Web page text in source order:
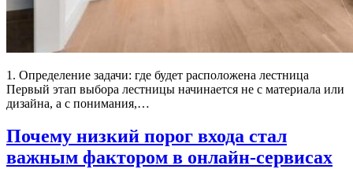
1. Определение задачи: где будет расположена лестница
Первый этап выбора лестницы начинается не с материала или
дизайна, а с понимания,…
Почему низкий порог входа стал
важным фактором в онлайн-сервисах